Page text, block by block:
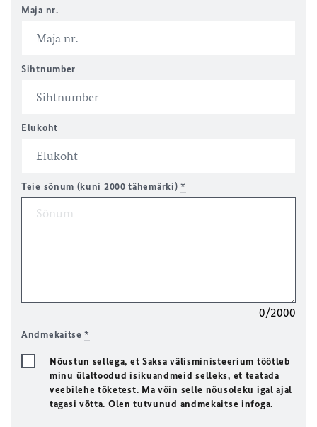
Maja nr.
Sihtnumber
Elukoht
Teie sõnum (kuni 2000 tähemärki)*
0/2000
Andmekaitse*
Nõustun sellega, et Saksa välisministeerium töötleb
minu ülaltoodud isikuandmeid selleks, et teatada
veebilehe tõketest. Ma võin selle nõusoleku igal ajal
tagasi võtta. Olen tutvunud andmekaitse infoga.